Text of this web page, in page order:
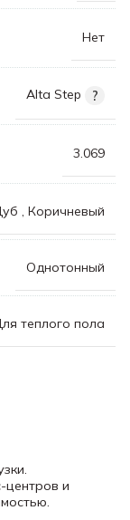
Нет
Alta Step
3.069
, Коричневый
Однотонный
теплого пола
центров и